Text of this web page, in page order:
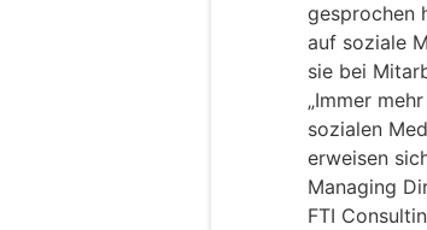
gesprochen
auf soziale
sie bei
„Immer
sozialen
erweisen
Managing
FTI